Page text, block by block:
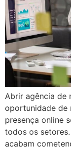
Abrir agência de
oportunidade de
presença online
todos os
acabam